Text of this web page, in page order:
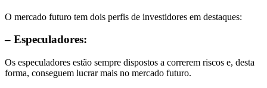
O mercado futuro tem dois perfis de investidores em destaques:
– Especuladores:
Os especuladores estão sempre dispostos a correrem riscos e, desta
forma, conseguem lucrar mais no mercado futuro.